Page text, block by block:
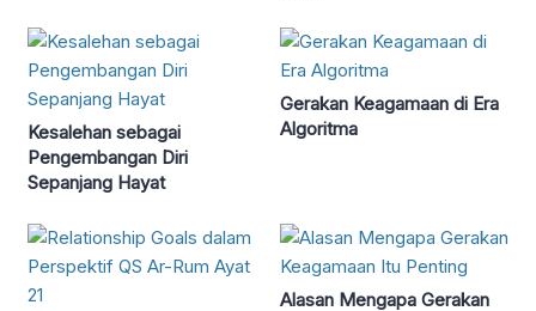
Kesalehan sebagai
Pengembangan Diri
Sepanjang Hayat
Gerakan Keagamaan di Era
Algoritma
Alasan Mengapa Gerakan